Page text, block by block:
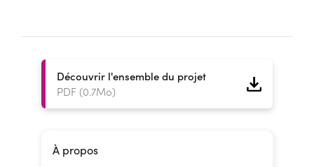
Découvrir l'ensemble du projet
PDF (0.7Mo)
À propos